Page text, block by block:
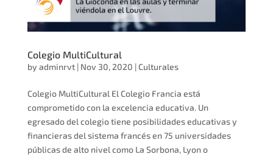
Colegio MultiCultural
by adminrvt| Nov 30, 2020 |Culturales
Colegio MultiCultural El Colegio Francia está
comprometido con la excelencia educativa. Un
egresado del colegio tiene posibilidades educativas y
financieras del sistema francés en 75 universidades
públicas de alto nivel como La Sorbona, Lyon o